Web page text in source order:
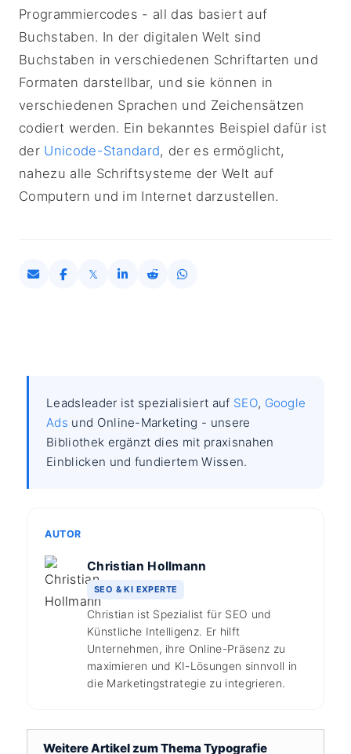
Programmiercodes - all das basiert auf
Buchstaben. In der digitalen Welt sind
Buchstaben in verschiedenen Schriftarten und
Formaten darstellbar, und sie können in
verschiedenen Sprachen und Zeichensätzen
codiert werden. Ein bekanntes Beispiel dafür ist
der Unicode-Standard, der es ermöglicht,
nahezu alle Schriftsysteme der Welt auf
Computern und im Internet darzustellen.
Leadsleader ist spezialisiert auf SEO, Google
Ads und Online-Marketing - unsere
Bibliothek ergänzt dies mit praxisnahen
Einblicken und fundiertem Wissen.
AUTOR
Christian Hollmann
SEO & KI EXPERTE
Christian ist Spezialist für SEO und
Künstliche Intelligenz. Er hilft
Unternehmen, ihre Online-Präsenz zu
maximieren und KI-Lösungen sinnvoll in
die Marketingstrategie zu integrieren.
Weitere Artikel zum Thema Typografie